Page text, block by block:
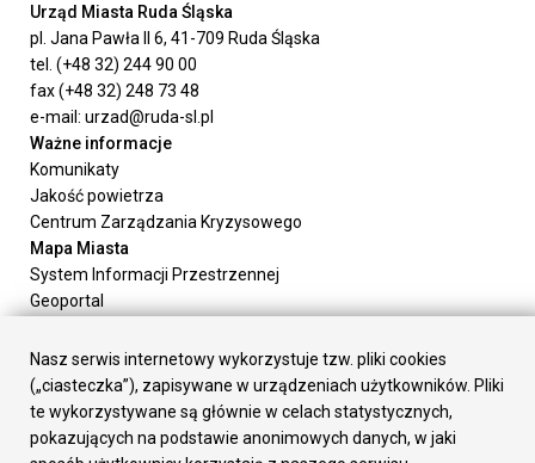
Urząd Miasta Ruda Śląska
pl. Jana Pawła II 6, 41-709 Ruda Śląska
tel. (+48 32) 244 90 00
fax (+48 32) 248 73 48
e-mail: urzad@ruda-sl.pl
Ważne informacje
Komunikaty
Jakość powietrza
Centrum Zarządzania Kryzysowego
Mapa Miasta
System Informacji Przestrzennej
Geoportal
Załatw sprawę
Prezydent Miasta
Rada Miasta
Wydziały
Elektroniczna Skrzynka Podawcza
Nasz serwis internetowy wykorzystuje tzw. pliki cookies
(„ciasteczka”), zapisywane w urządzeniach użytkowników. Pliki
te wykorzystywane są głównie w celach statystycznych,
pokazujących na podstawie anonimowych danych, w jaki